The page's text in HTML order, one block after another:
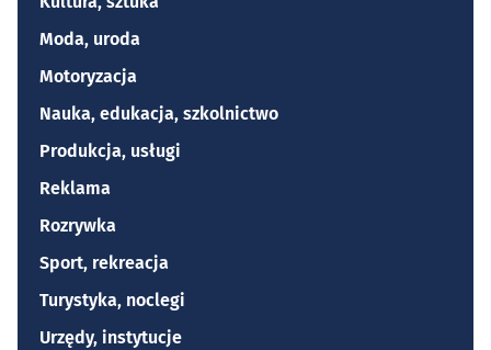
Moda, uroda
Motoryzacja
Nauka, edukacja, szkolnictwo
Produkcja, usługi
Reklama
Rozrywka
Sport, rekreacja
Turystyka, noclegi
Urzędy, instytucje